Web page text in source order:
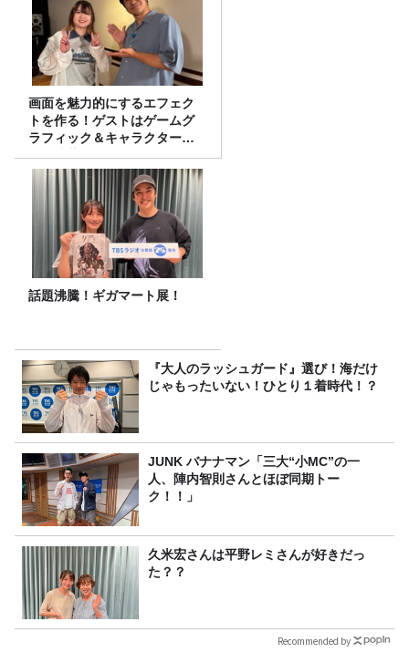
画面を魅力的にするエフェク
トを作る！ゲストはゲームグ
ラフィック＆キャラクター専
攻の遠藤里桜さん！
話題沸騰！ギガマート展！
『大人のラッシュガード』選び！海だけ
じゃもったいない！ひとり１着時代！？
JUNK バナナマン「三大“小MC”の一
人、陣内智則さんとほぼ同期トー
ク！！」
久米宏さんは平野レミさんが好きだっ
た？？
Recommended by